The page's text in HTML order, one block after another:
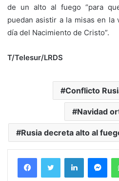
de un alto al fuego “para
puedan asistir a la misas en la
día del Nacimiento de Cristo”.
T/Telesur/LRDS
Conflicto
Navidad
Rusia decreta alto al
FacebookTwitter LinkedIn